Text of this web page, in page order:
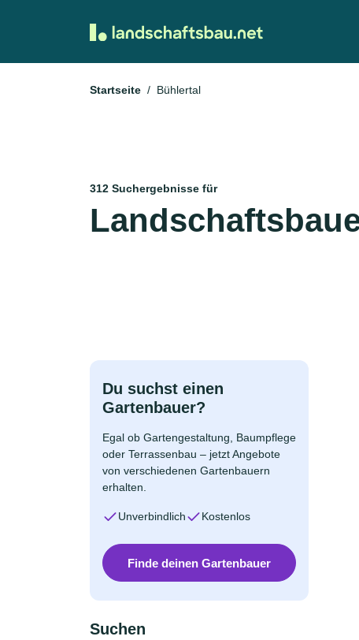
Startseite Bühlertal
312 Suchergebnisse für
Du suchst einen
Gartenbauer?
Egal ob Gartengestaltung, Baumpflege
oder Terrassenbau – jetzt Angebote
von verschiedenen Gartenbauern
erhalten.
Unverbindlich Kostenlos
Finde deinen Gartenbauer
Suchen